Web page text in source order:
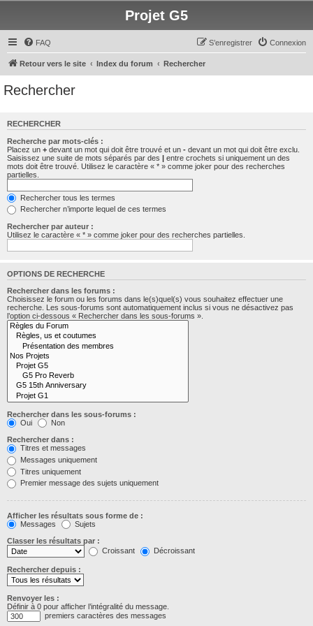
Projet G5
FAQ Connexion
S’enregistrer
Retour vers le site Index du forum Rechercher
Rechercher
RECHERCHER
Recherche par mots-clés :
Placez un + devant un mot qui doit être trouvé et un - devant un mot qui doit être exclu.
Saisissez une suite de mots séparés par des | entre crochets si uniquement un des
mots doit être trouvé. Utilisez le caractère « * » comme joker pour des recherches
partielles.
Rechercher tous les termes
Rechercher n’importe lequel de ces termes
Rechercher par auteur :
Utilisez le caractère « * » comme joker pour des recherches partielles.
OPTIONS DE RECHERCHE
Rechercher dans les forums :
Choisissez le forum ou les forums dans le(s)quel(s) vous souhaitez effectuer une
recherche. Les sous-forums sont automatiquement inclus si vous ne désactivez pas
l’option ci-dessous « Rechercher dans les sous-forums ».
Rechercher dans les sous-forums :
Oui
Non
Rechercher dans :
Titres et messages
Messages uniquement
Titres uniquement
Premier message des sujets uniquement
Afficher les résultats sous forme de :
Messages
Sujets
Classer les résultats par :
Croissant
Décroissant
Rechercher depuis :
Renvoyer les :
Définir à 0 pour afficher l’intégralité du message.
premiers caractères des messages